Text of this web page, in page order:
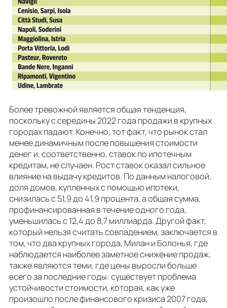
Более тревожной является общая тенденция,
поскольку с середины 2022 года продажи в крупных
городах падают. Конечно, тот факт, что рынок стал
менее динамичным после повышения стоимости
денег и, соответственно, ставок по ипотечным
кредитам, не случаен. Рост ставок оказал сильное
влияние на выдачу кредитов. По данным налоговой,
доля домов, купленных с помощью ипотеки,
снизилась с 51,9 до 41,9 процента, а общая сумма,
профинансированная в течение одного года,
уменьшилась с 12,4 до 8,7 миллиарда. Другой факт,
который нельзя считать совпадением, заключается в
том, что два крупных города, Милан и Болонья, где
наблюдается наиболее заметное снижение продаж,
также являются теми, где цены выросли больше
всего за последние годы: существует проблема
устойчивости стоимости, которая, как уже
произошло после финансового кризиса 2007 года,